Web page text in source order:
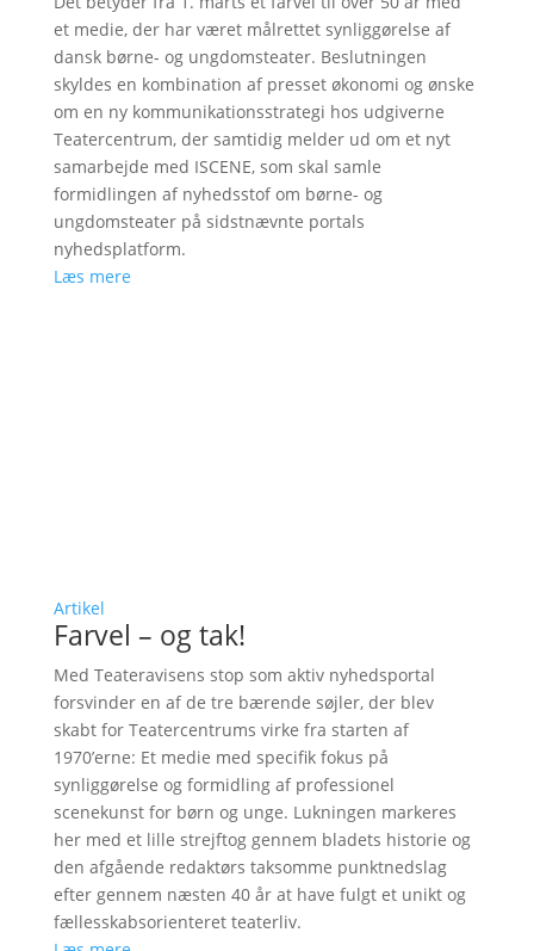
et medie, der har været målrettet synliggørelse af
dansk børne- og ungdomsteater. Beslutningen
skyldes en kombination af presset økonomi og ønske
om en ny kommunikationsstrategi hos udgiverne
Teatercentrum, der samtidig melder ud om et nyt
samarbejde med ISCENE, som skal samle
formidlingen af nyhedsstof om børne- og
ungdomsteater på sidstnævnte portals
nyhedsplatform.
Læs mere
Artikel
Farvel – og tak!
Med Teateravisens stop som aktiv nyhedsportal
forsvinder en af de tre bærende søjler, der blev
skabt for Teatercentrums virke fra starten af
1970’erne: Et medie med specifik fokus på
synliggørelse og formidling af professionel
scenekunst for børn og unge. Lukningen markeres
her med et lille strejftog gennem bladets historie og
den afgående redaktørs taksomme punktnedslag
efter gennem næsten 40 år at have fulgt et unikt og
fællesskabsorienteret teaterliv.